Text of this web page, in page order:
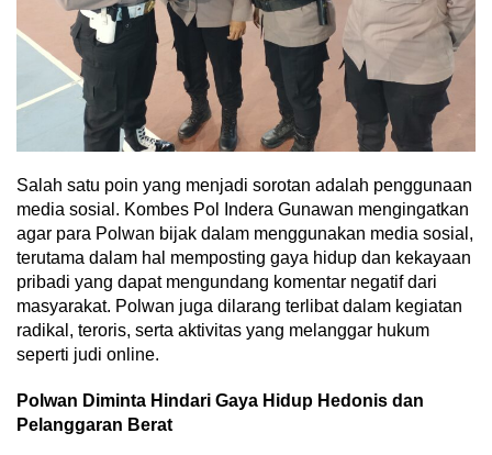
Salah satu poin yang menjadi sorotan adalah penggunaan
media sosial. Kombes Pol Indera Gunawan mengingatkan
agar para Polwan bijak dalam menggunakan media sosial,
terutama dalam hal memposting gaya hidup dan kekayaan
pribadi yang dapat mengundang komentar negatif dari
masyarakat. Polwan juga dilarang terlibat dalam kegiatan
radikal, teroris, serta aktivitas yang melanggar hukum
seperti judi online.
Polwan Diminta Hindari Gaya Hidup Hedonis dan
Pelanggaran Berat